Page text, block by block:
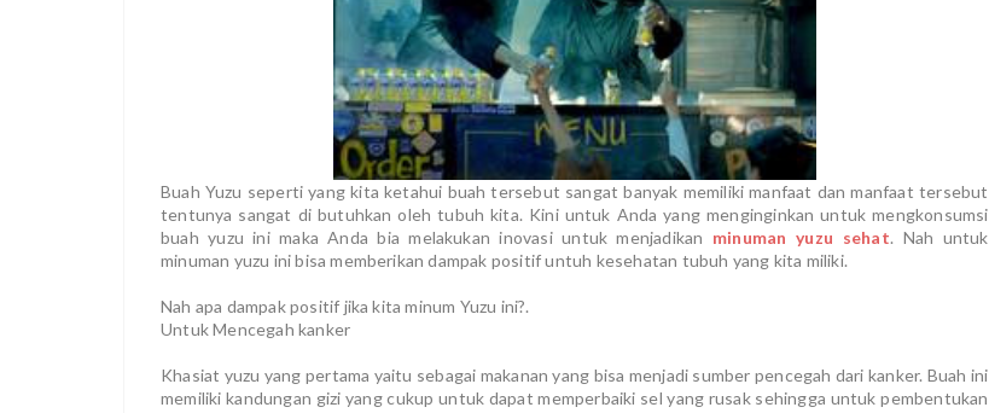
Buah Yuzu seperti yang kita ketahui buah tersebut sangat banyak memiliki manfaat dan manfaat tersebut
tentunya sangat di butuhkan oleh tubuh kita. Kini untuk Anda yang menginginkan untuk mengkonsumsi
buah yuzu ini maka Anda bia melakukan inovasi untuk menjadikan minuman yuzu sehat. Nah untuk
minuman yuzu ini bisa memberikan dampak positif untuh kesehatan tubuh yang kita miliki.
Nah apa dampak positif jika kita minum Yuzu ini?.
Untuk Mencegah kanker
Khasiat yuzu yang pertama yaitu sebagai makanan yang bisa menjadi sumber pencegah dari kanker. Buah ini
memiliki kandungan gizi yang cukup untuk dapat memperbaiki sel yang rusak sehingga untuk pembentukan